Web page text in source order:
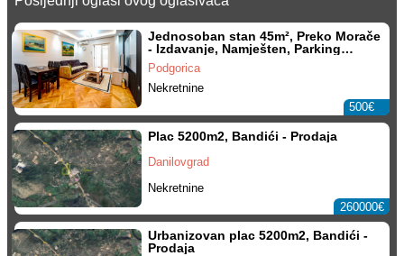
Jednosoban stan 45m², Preko Morače
- Izdavanje, Namješten, Parking
mjesto
Podgorica
Nekretnine
500€
Plac 5200m2, Bandići - Prodaja
Danilovgrad
Nekretnine
260000€
Urbanizovan plac 5200m2, Bandići -
Prodaja